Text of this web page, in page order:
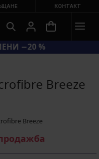
КОНТАКТ
−20 %
Breeze